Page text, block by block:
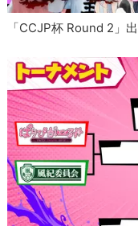
「CCJP杯 Round 2」